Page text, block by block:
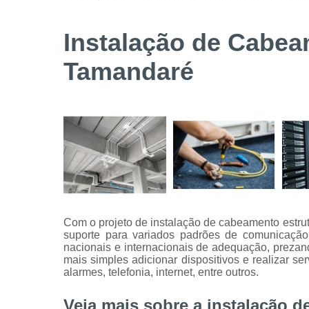
de câmeras
de
Instalação de
Tamandaré
Com o projeto de instalação de cabeamento
suporte para variados padrões de
nacionais e internacionais de adequação,
mais simples adicionar dispositivos e realizar
alarmes, telefonia, internet, entre outros.
Veja mais sobre a instalação